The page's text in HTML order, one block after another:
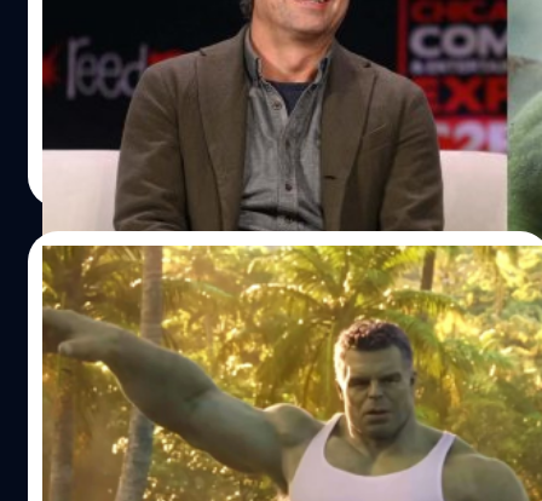
เปิดเผยว่า ในอนาคตตัวเขาอยากที่จะเผชิญหน้ากับอเวนเจ
อร์สที่สวมชุดเกราะเหล็ก ซึ่งทำให้แฟน ๆ ต่างมโนกันไปว่า ตัว
ละครที่เมเจอร์สพูดถึงน่าจะเป็นไอรอนแมน นอกจากนี้สาวก
มาร์เวลอีกหลายคน ต่างออกมาตั้งทฤษฎีมากมายที่ชี้ให้เห็นว่า
มีความเป็นไปได้ว่าสองตัวละครนี้จะกลับมาใน 'Avengers:
Secret Wars' หนังอเวนเจอร์สยุคใหม่ที่วางคิวเข้าฉายปี 2026
ที่มา the…
ในงานเปิดตัวซีรีส์ 'She-Hulk: Attorney At Law' มาร์ค
รัฟฟาโล (Mark Ruffalo) นักแสดงที่สวมบทบาท บรูซ
แบนเนอร์ และฮัลก์มาตั้งแต่ปี 2012 ถูกถามว่า Easter Egg ใน
ซีรีส์เรื่องนี้จะส่งผลไปถึงหนังเดี่ยวของฮัลก์หรือไม่? รัฟฟาโล
จึงใบ้ว่าหนังเรื่องใหม่อาจมีการหยิบเรื่องราวจากคอมิกตอน
'World War Hulk' มาสร้าง พร้อมย้ำว่าเมื่อไหร่ก็ตามที่ Marvel
คิดสร้างหนังของตัวละครนี้ เขาก็พร้อมจะมีส่วนร่วมแน่นอน
"เมื่อไหร่ก็ตามที่พวกเขาต้องการ ผมอยู่ตรงนี้เสมอ" รัฟฟาโลก
ล่าว ในช่วงหลายปีที่ผ่านมา Marvel ได้สร้างหนังเดี่ยวและซีรีส์
ของตัวละครต่าง ๆ ออกมาหลายเรื่อง มีเพียงฮัลก์ที่ไปโผล่อยู่
ในหนังของเพื่อนร่วมทีมอเวนเจอร์หลายเรื่อง แต่กลับยังไม่มี
แผนสร้างหนังเดี่ยวเป็นของตัวเอง จนเกิดเป็นคำถามที่ว่าทำไม
ผ่านมานานขนาดนี้แล้วฮัลก์ยังไม่มีหนังของตัวเองสักที? คำ
ตอบของเรื่องนี้คงต้องย้อนกลับไปเมื่อปี 2006 ในตอนนั้น
Marvel ได้ทำสัญญากับ Universal Pictures ทำให้ลิขสิทธิ์ใน
การจัดจำหน่ายหนังที่ใช้ตัวละครแสดงนำโดยฮัลก์ตกเป็นของ
Universal Pictures ถึงแม้หลังจากที่ Marvel ประสบความ
ลลิตา คงสด | 1451 days ago
Read More
18/08/2022
สิ่งที่ควรรู้ก่อนดู She-Hulk: Attorney at
Law กำปั้นแห่งความยุติธรรม ด้วยพลังของ
‘ทนายสายลุย’
She-Hulk: Attorney at Law เป็นหนึ่งในซีรีส์ Marvel ของปีนี้
โดยเรื่องนี้ถือเป็นการเปิดตัว เจนนิเฟอร์ วอลเตอร์ส ทนายสาว
สุดแกร่ง ผู้มีพลังเช่นเดียวกับฮัลก์เป็นครั้งแรกใน MCU แต่
ก่อนจะไปดู She-Hulk นั้น เรามาย้อนรอยเรื่องราวของ Hulk